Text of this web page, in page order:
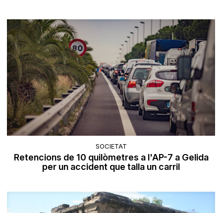
SOCIETAT
Retencions de 10 quilòmetres a l'AP-7 a Gelida
per un accident que talla un carril